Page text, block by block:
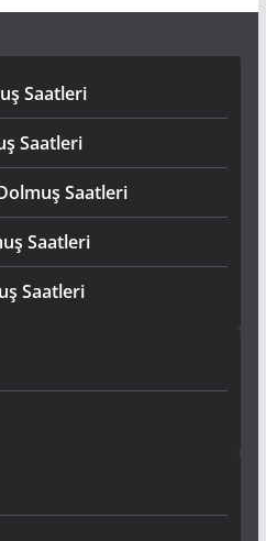
Saatleri
Saatleri
Saatleri
Saatleri
Saatleri